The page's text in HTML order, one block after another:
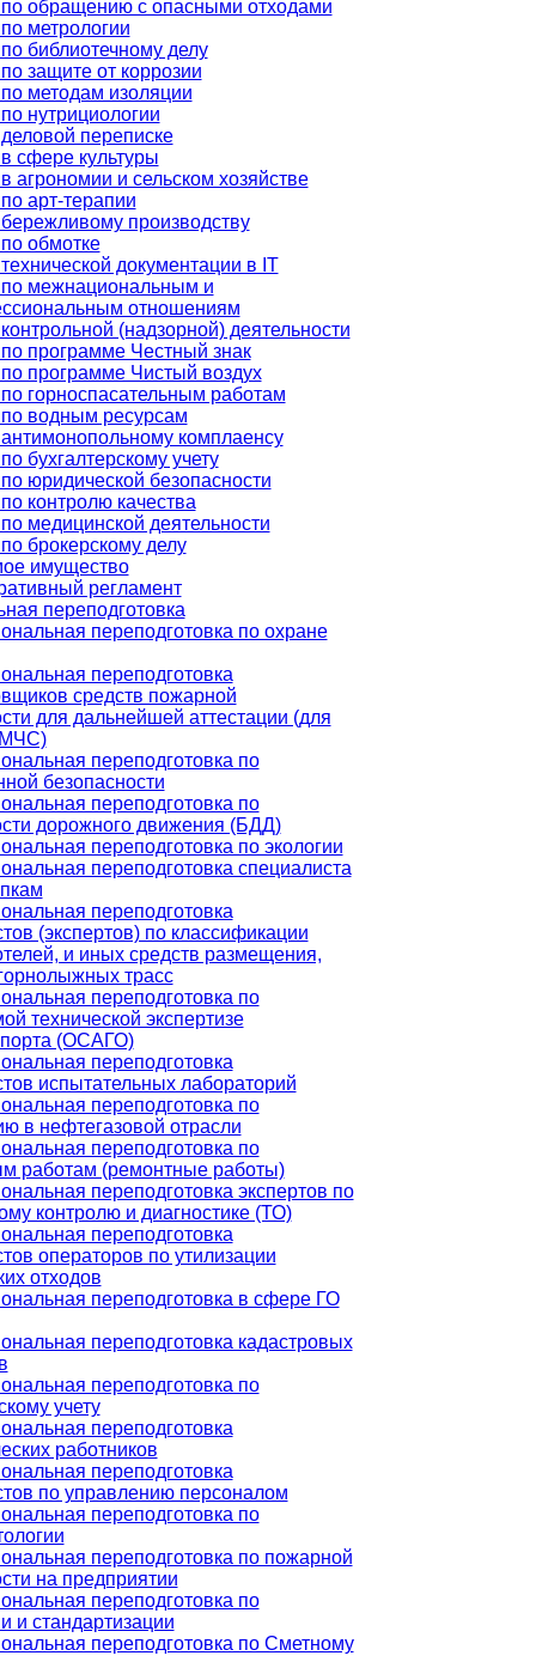
обращению с опасными отходами
метрологии
библиотечному делу
защите от коррозии
методам изоляции
нутрициологии
переписке
сфере культуры
агрономии и сельском хозяйстве
арт-терапии
производству
обмотке
документации в IT
межнациональным и
отношениям
(надзорной) деятельности
программе Честный знак
программе Чистый воздух
горноспасательным работам
водным ресурсам
комплаенсу
бухгалтерскому учету
юридической безопасности
контролю качества
медицинской деятельности
брокерскому делу
имущество
регламент
переподготовка
переподготовка по охране
переподготовка
средств пожарной
для дальнейшей аттестации (для
МЧС)
переподготовка по
безопасности
переподготовка по
дорожного движения (БДД)
переподготовка по экологии
переподготовка специалиста
переподготовка
(экспертов) по классификации
и иных средств размещения,
трасс
переподготовка по
технической экспертизе
(ОСАГО)
переподготовка
испытательных лабораторий
переподготовка по
в нефтегазовой отрасли
переподготовка по
работам (ремонтные работы)
переподготовка экспертов по
контролю и диагностике (ТО)
переподготовка
операторов по утилизации
отходов
переподготовка в сфере ГО
переподготовка кадастровых
переподготовка по
учету
переподготовка
работников
переподготовка
по управлению персоналом
переподготовка по
переподготовка по пожарной
на предприятии
переподготовка по
и стандартизации
переподготовка по Сметному